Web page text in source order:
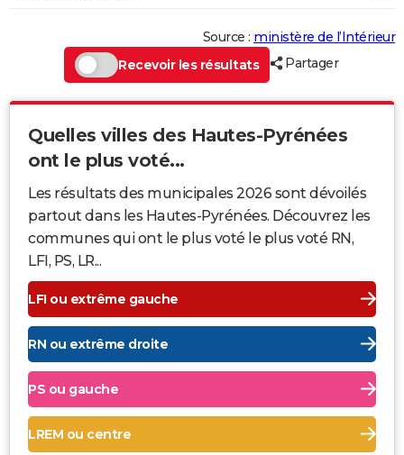
Source : ministère de l’Intérieur
Recevoir les résultats
Partager
Quelles villes des Hautes-Pyrénées
ont le plus voté...
Les résultats des municipales 2026 sont dévoilés
partout dans les Hautes-Pyrénées. Découvrez les
communes qui ont le plus voté le plus voté RN,
LFI, PS, LR...
LFI ou extrême gauche
RN ou extrême droite
PS ou gauche
LREM ou centre